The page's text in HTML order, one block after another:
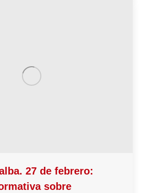
27 de febrero:
sobre